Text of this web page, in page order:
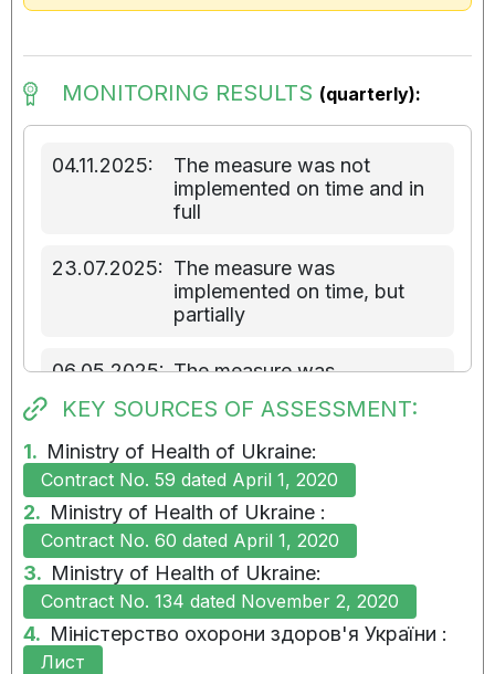
MONITORING RESULTS (quarterly):
04.11.2025:
The measure was not
implemented on time and in
full
23.07.2025: The measure was
implemented on time, but
partially
06.05.2025: The measure was
partially
23.01.2025: The measure was
implemented on time, but
partially
KEY SOURCES OF ASSESSMENT:
1. Ministry of Health of Ukraine:
Contract No. 59 dated April 1, 2020
2. Ministry of Health of Ukraine :
Contract No. 60 dated April 1, 2020
3. Ministry of Health of Ukraine:
Contract No. 134 dated November 2, 2020
4. Міністерство охорони здоров'я України :
Лист